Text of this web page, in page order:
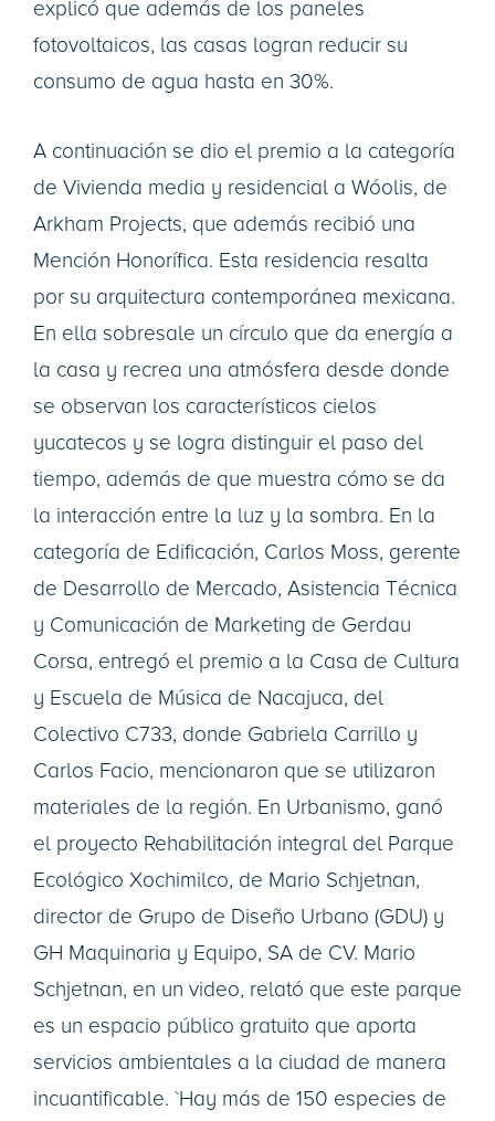
explicó que además de los paneles
fotovoltaicos, las casas logran reducir su
consumo de agua hasta en 30%.
A continuación se dio el premio a la categoría
de Vivienda media y residencial a Wóolis, de
Arkham Projects, que además recibió una
Mención Honorífica. Esta residencia resalta
por su arquitectura contemporánea mexicana.
En ella sobresale un círculo que da energía a
la casa y recrea una atmósfera desde donde
se observan los característicos cielos
yucatecos y se logra distinguir el paso del
tiempo, además de que muestra cómo se da
la interacción entre la luz y la sombra. En la
categoría de Edificación, Carlos Moss, gerente
de Desarrollo de Mercado, Asistencia Técnica
y Comunicación de Marketing de Gerdau
Corsa, entregó el premio a la Casa de Cultura
y Escuela de Música de Nacajuca, del
Colectivo C733, donde Gabriela Carrillo y
Carlos Facio, mencionaron que se utilizaron
materiales de la región. En Urbanismo, ganó
el proyecto Rehabilitación integral del Parque
Ecológico Xochimilco, de Mario Schjetnan,
director de Grupo de Diseño Urbano (GDU) y
GH Maquinaria y Equipo, SA de CV. Mario
Schjetnan, en un video, relató que este parque
es un espacio público gratuito que aporta
servicios ambientales a la ciudad de manera
incuantificable. `Hay más de 150 especies de